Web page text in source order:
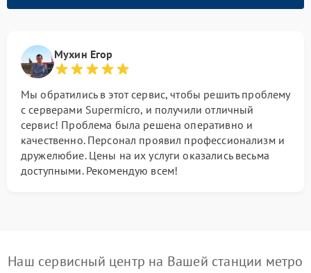
Мухин Егор
Мы обратились в этот сервис, чтобы решить проблему
с серверами Supermicro, и получили отличный
сервис! Проблема была решена оперативно и
качественно. Персонал проявил профессионализм и
дружелюбие. Цены на их услуги оказались весьма
доступными. Рекомендую всем!
Наш сервисный центр на Вашей станции метро